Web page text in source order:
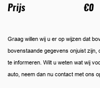
Prijs €0
Graag willen wij u er op wijzen dat
bovenstaande gegevens onjuist
te informeren. Wilt u weten wat wij
auto, neem dan nu contact met ons